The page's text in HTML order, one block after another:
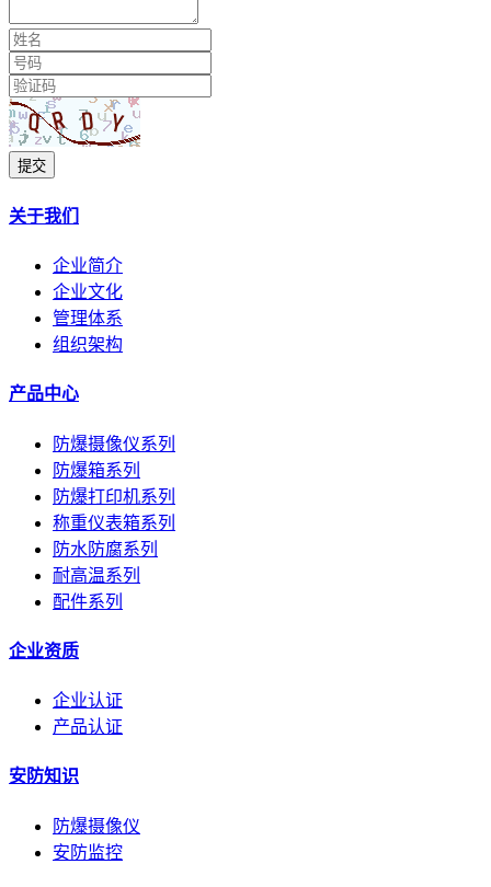
提交
关于我们
企业简介
企业文化
管理体系
组织架构
产品中心
防爆摄像仪系列
防爆箱系列
防爆打印机系列
称重仪表箱系列
防水防腐系列
耐高温系列
配件系列
企业资质
企业认证
产品认证
安防知识
防爆摄像仪
安防监控